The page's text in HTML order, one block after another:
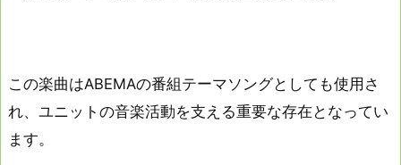
この楽曲はABEMAの番組テーマソングとしても使用さ
れ、ユニットの音楽活動を支える重要な存在となってい
ます。